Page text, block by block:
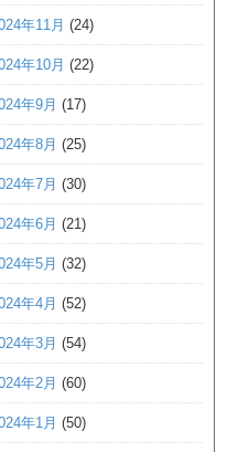
年11月 (24)
年10月 (22)
年9月 (17)
年8月 (25)
年7月 (30)
年6月 (21)
年5月 (32)
年4月 (52)
年3月 (54)
年2月 (60)
年1月 (50)